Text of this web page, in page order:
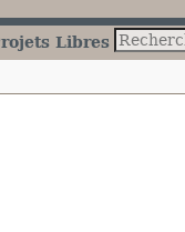
Libres